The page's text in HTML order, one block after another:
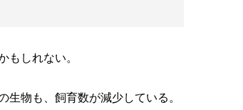
しれない。
物も、飼育数が減少している。